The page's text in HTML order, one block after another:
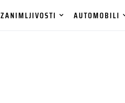
ZANIMLJIVOSTI AUTOMOBILI